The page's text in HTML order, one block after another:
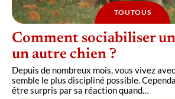
TOUTOUS
Comment sociabiliser
un autre chien ?
Depuis de nombreux mois, vous vivez
semble le plus discipliné possible.
être surpris par sa réaction quand…